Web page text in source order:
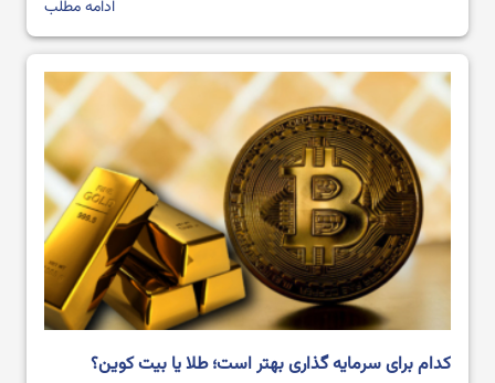
بهترین نرم افزار های ترید ارز دیجیتال در سال 2024
آموزش صرافی Bingx از ثبت نام تا خرید و فروش ارز دیجیتال
ادامه مطلب
کدام برای سرمایه گذاری بهتر است؛ طلا یا بیت کوین؟